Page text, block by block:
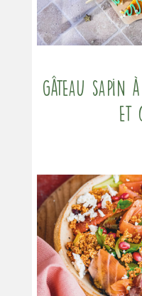
Gâteau sapin
et